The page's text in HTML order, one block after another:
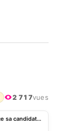
2 717vues
Bénin : François Attadédji annonce sa candidature à la présidentielle de 2026